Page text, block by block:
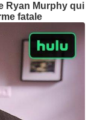
Ryan Murphy qui
fatale